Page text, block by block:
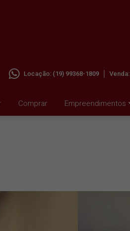
Comprar Empreendimentos
Locação: (19) 99368-1809 Venda: